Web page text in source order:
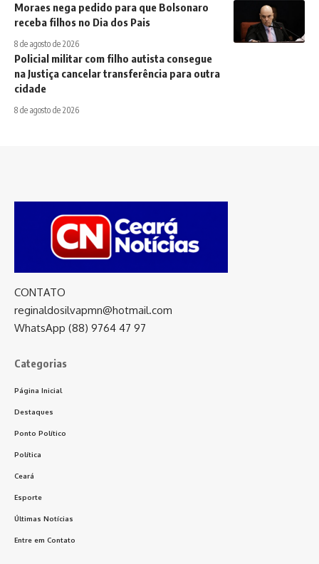
Moraes nega pedido para que Bolsonaro
receba filhos no Dia dos Pais
8 de agosto de 2026
Policial militar com filho autista consegue
na Justiça cancelar transferência para outra
cidade
8 de agosto de 2026
CONTATO
reginaldosilvapmn@hotmail.com
WhatsApp (88) 9764 47 97
Categorias
Página Inicial
Destaques
Ponto Político
Política
Ceará
Esporte
Últimas Notícias
Entre em Contato